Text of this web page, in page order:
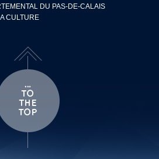
DU PAS-DE-CALAIS
CULTURE